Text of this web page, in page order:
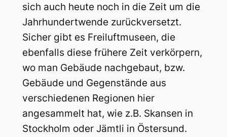
sich auch heute noch in die Zeit um die
Jahrhundertwende zurückversetzt.
Sicher gibt es Freiluftmuseen, die
ebenfalls diese frühere Zeit verkörpern,
wo man Gebäude nachgebaut, bzw.
Gebäude und Gegenstände aus
verschiedenen Regionen hier
angesammelt hat, wie z.B. Skansen in
Stockholm oder Jämtli in Östersund.